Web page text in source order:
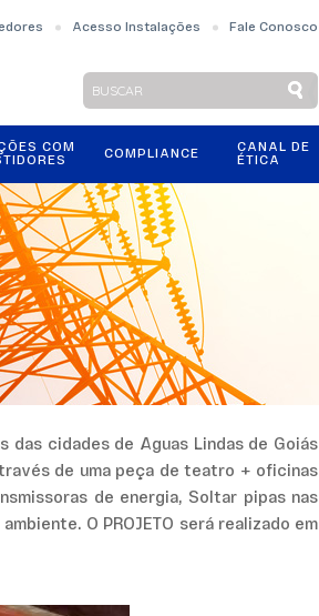
Acesso Instalações Fale Conosco
COM
COMPLIANCE
CANAL DE
ÉTICA
das cidades de Aguas Lindas de Goiás
de uma peça de teatro + oficinas
de energia, Soltar pipas nas
O PROJETO será realizado em